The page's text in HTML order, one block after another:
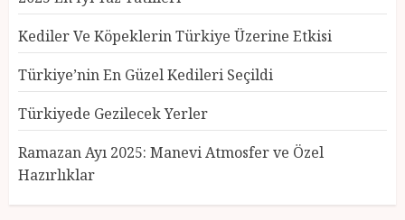
Kediler Ve Köpeklerin Türkiye Üzerine Etkisi
Türkiye’nin En Güzel Kedileri Seçildi
Türkiyede Gezilecek Yerler
Ramazan Ayı 2025: Manevi Atmosfer ve Özel
Hazırlıklar
3
Türkiye’nin En Güzel Kedileri
Seçildi
12 MART 2025 0